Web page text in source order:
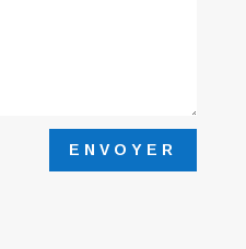
ENVOYER